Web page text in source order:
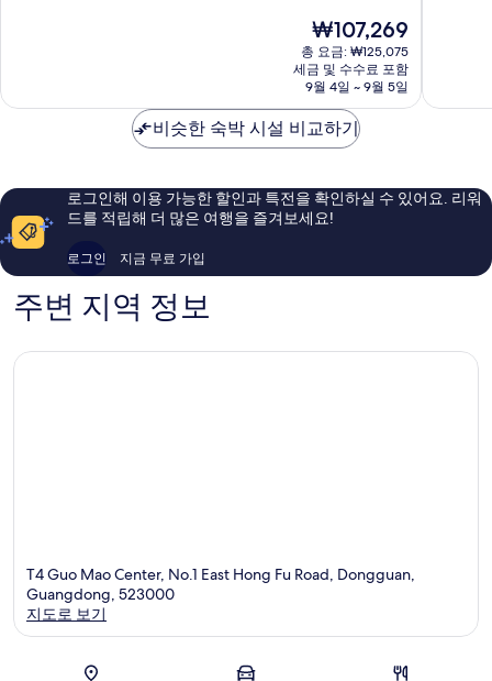
륭
용
기
24
현
재
요
금
₩107,269
₩107,269
총 요금: ₩125,075
세금 및 수수료 포함
9월 4일 ~ 9월 5일
우
요,
이
비슷한 숙박 시설 비교하기
로그인해 이용 가능한 할인과 특전을 확인하실 수 있어요. 리워
드를 적립해 더 많은 여행을 즐겨보세요!
로그인 지금 무료 가입
주변 지역 정보
T4 Guo Mao Center, No.1 East Hong Fu Road, Dongguan,
Guangdong, 523000
지도로 보기